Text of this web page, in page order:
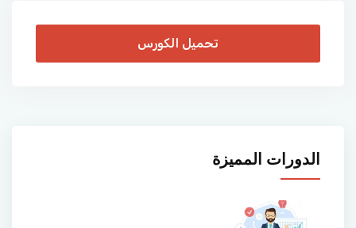
تحميل الكورس
الدورات المميزة